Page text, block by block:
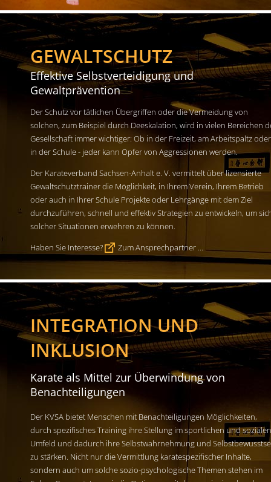
GEWALTSCHUTZ
Effektive Selbstverteidigung und
Gewaltprävention
Der Schutz vor tätlichen Übergriffen oder die Vermeidung von
solchen, zum Beispiel durch Deeskalation, wird in vielen Bereichen
Gesellschaft immer wichtiger: Ob in der Freizeit, am Arbeitspaltz oder
in der Schule - jeder kann Opfer von Aggressionen werden.
Der Karateverband Sachsen-Anhalt e. V. vermittelt über lizensierte
Gewaltschutztrainer die Möglichkeit, in Ihrem Verein, Ihrem Betrieb
oder auch in Ihrer Schule Projekte oder Lehrgänge mit dem Ziel
durchzuführen, schnell und effektiv Strategien zu entwickeln, um
solcher Situationen erwehren zu können.
Haben Sie Interesse?
Zum Ansprechpartner ...
INTEGRATION UND
INKLUSION
Karate als Mittel zur Überwindung von
Benachteiligungen
Der KVSA bietet Menschen mit Benachteiligungen Möglichkeiten,
durch spezifisches Training ihre Stellung im sportlichen und sozialen
Umfeld und dadurch ihre Selbstwahrnehmung und
zu stärken. Nicht nur die Vermittlung karatespezifischer Inhalte,
sondern auch um solche sozio-psychologische Themen stehen im